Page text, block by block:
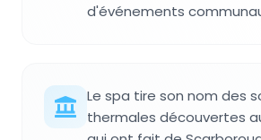
d'événements
Le spa tire son nom des
thermales découvertes